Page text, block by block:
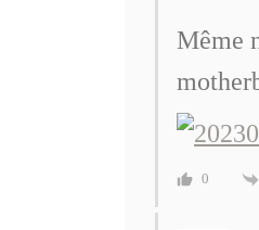
Même
0